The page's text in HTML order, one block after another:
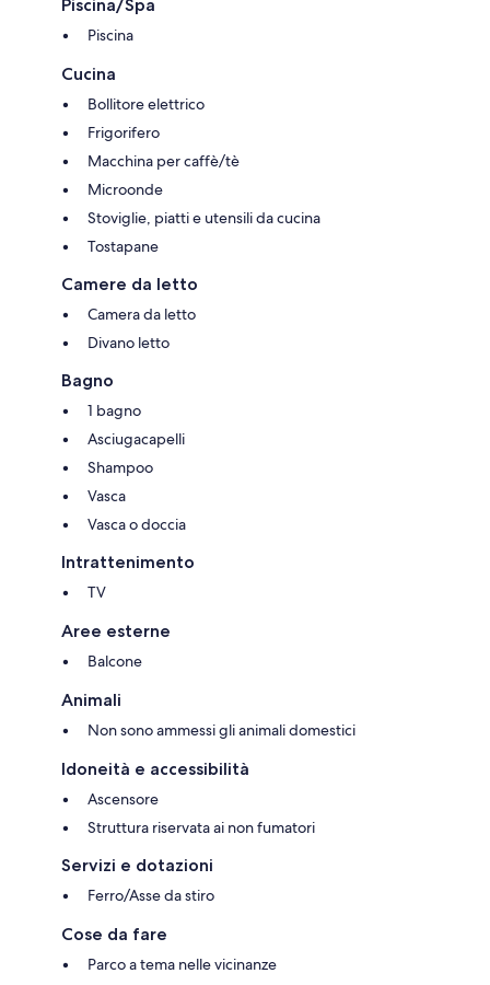
Piscina/Spa
Piscina
Cucina
Bollitore elettrico
Frigorifero
Macchina per caffè/tè
Microonde
Stoviglie, piatti e utensili da cucina
Tostapane
Camere da letto
Camera da letto
Divano letto
Bagno
1 bagno
Asciugacapelli
Shampoo
Vasca
Vasca o doccia
Intrattenimento
TV
Aree esterne
Balcone
Animali
Non sono ammessi gli animali domestici
Idoneità e accessibilità
Ascensore
Struttura riservata ai non fumatori
Servizi e dotazioni
Ferro/Asse da stiro
Cose da fare
Parco a tema nelle vicinanze